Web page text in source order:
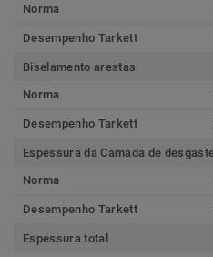
Norma
Desempenho Tarkett
Biselamento arestas
Norma
Desempenho Tarkett
Espessura da Camada de
Norma
Desempenho Tarkett
Espessura total